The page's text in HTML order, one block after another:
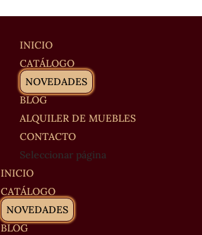
INICIO
CATÁLOGO
NOVEDADES
BLOG
ALQUILER DE MUEBLES
CONTACTO
Seleccionar página
INICIO
CATÁLOGO
NOVEDADES
BLOG